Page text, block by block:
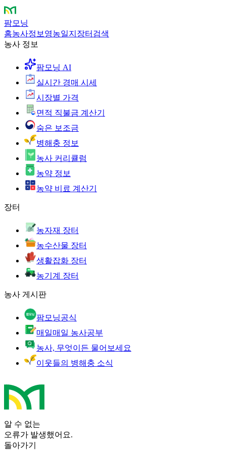
팜모닝
홈농사정보 영농일지 장터 검색
농사 정보
팜모닝 AI
실시간 경매 시세
시장별 가격
면적 직불금 계산기
숨은 보조금
병해충 정보
농사 커리큘럼
농약 정보
농약 비료 계산기
장터
농자재 장터
농수산물 장터
생활잡화 장터
농기계 장터
농사 게시판
팜모닝공식
매일매일 농사공부
농사, 무엇이든 물어보세요
이웃들의 병해충 소식
알 수 없는
오류가 발생했어요.
돌아가기